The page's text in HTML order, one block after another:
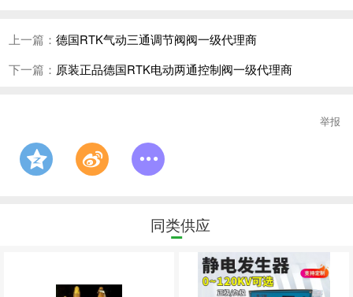
上一篇： 德国RTK气动三通调节阀阀一级代理商
下一篇： 原装正品德国RTK电动两通控制阀一级代理商
举报
同类供应